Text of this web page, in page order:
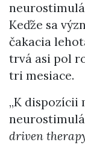
Keďže sa
čakacia
trvá asi pol
tri mesiace.
„K dispozícii
driven